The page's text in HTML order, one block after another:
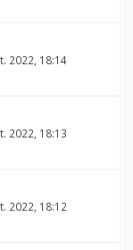
2022, 18:14
2022, 18:13
2022, 18:12